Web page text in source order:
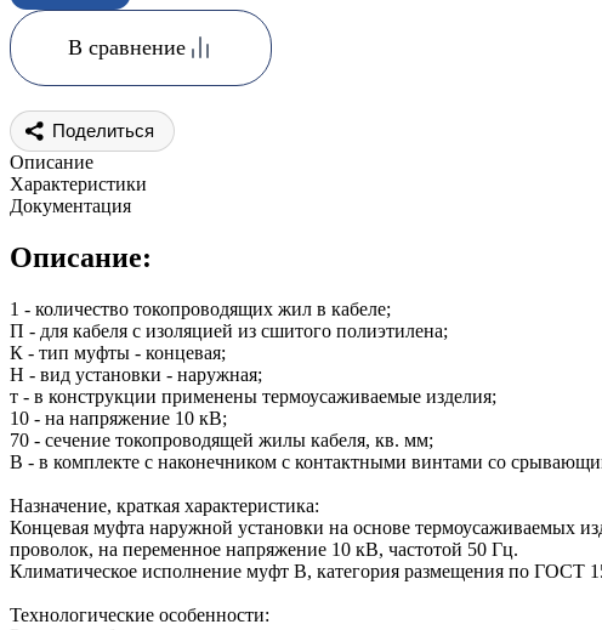
В сравнение
Поделиться
Описание
Характеристики
Документация
Описание:
1 - количество токопроводящих жил в кабеле;
П - для кабеля с изоляцией из сшитого полиэтилена;
К - тип муфты - концевая;
Н - вид установки - наружная;
т - в конструкции применены термоусаживаемые изделия;
10 - на напряжение 10 кВ;
70 - сечение токопроводящей жилы кабеля, кв. мм;
В - в комплекте с наконечником с контактными винтами со
Назначение, краткая характеристика:
Концевая муфта наружной установки на основе термоусаживаемых
проволок, на переменное напряжение 10 кВ, частотой 50 Гц.
Климатическое исполнение муфт В, категория размещения по ГОСТ
Технологические особенности: